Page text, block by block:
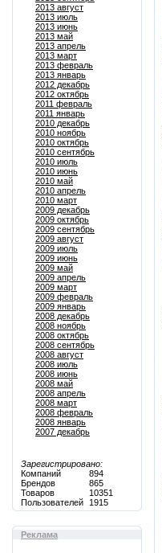
2013 август
2013 июль
2013 июнь
2013 май
2013 апрель
2013 март
2013 февраль
2013 январь
2012 декабрь
2012 октябрь
2011 февраль
2011 январь
2010 декабрь
2010 ноябрь
2010 октябрь
2010 сентябрь
2010 июль
2010 июнь
2010 май
2010 апрель
2010 март
2009 декабрь
2009 октябрь
2009 сентябрь
2009 август
2009 июль
2009 июнь
2009 май
2009 апрель
2009 март
2009 февраль
2009 январь
2008 декабрь
2008 ноябрь
2008 октябрь
2008 сентябрь
2008 август
2008 июль
2008 июнь
2008 май
2008 апрель
2008 март
2008 февраль
2008 январь
2007 декабрь
Зарегистрировано:
Компаний
894
Брендов
865
Товаров
10351
Пользователей
1915
Реклама